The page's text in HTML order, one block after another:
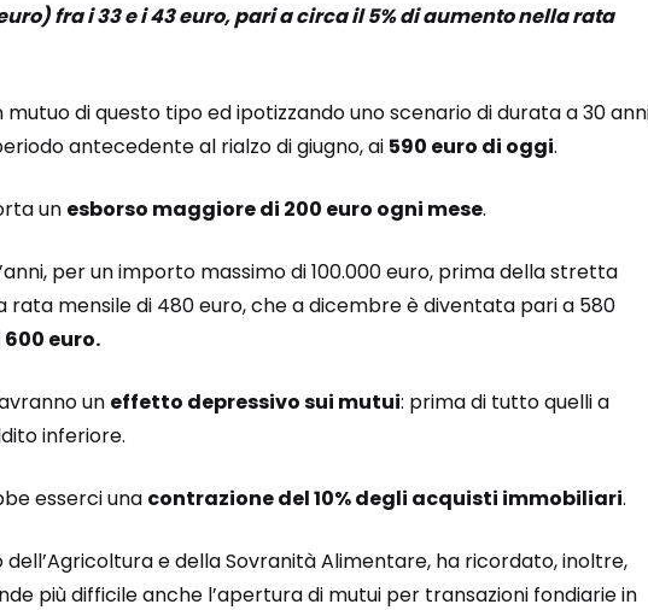
fra i 33 e i 43 euro, pari a circa il 5% di aumento nella rata
di questo tipo ed ipotizzando uno scenario di durata a 30
antecedente al rialzo di giugno, ai 590 euro di oggi.
un esborso maggiore di 200 euro ogni mese.
per un importo massimo di 100.000 euro, prima della stretta
rata mensile di 480 euro, che a dicembre è diventata pari a 580
euro.
un effetto depressivo sui mutui: prima di tutto quelli a
inferiore.
esserci una contrazione del 10% degli acquisti immobiliari.
dell’Agricoltura e della Sovranità Alimentare, ha ricordato, inoltre,
più difficile anche l’apertura di mutui per transazioni fondiarie in